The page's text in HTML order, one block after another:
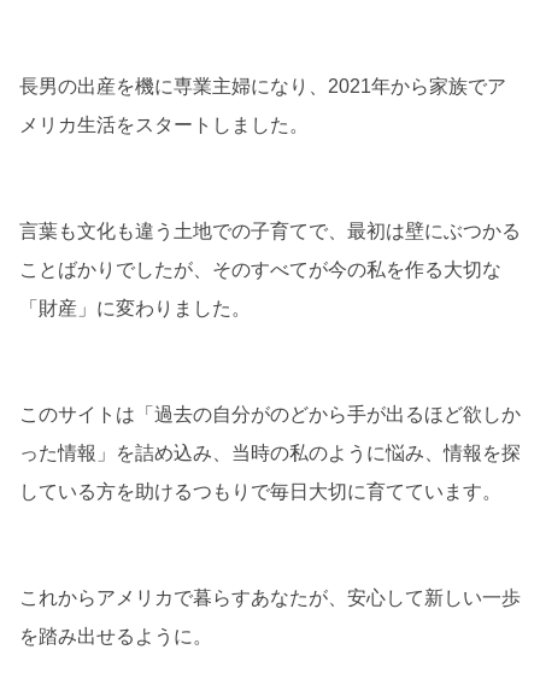
長男の出産を機に専業主婦になり、2021年から家族でア
メリカ生活をスタートしました。
言葉も文化も違う土地での子育てで、最初は壁にぶつかる
ことばかりでしたが、そのすべてが今の私を作る大切な
「財産」に変わりました。
このサイトは「過去の自分がのどから手が出るほど欲しか
った情報」を詰め込み、当時の私のように悩み、情報を探
している方を助けるつもりで毎日大切に育てています。
これからアメリカで暮らすあなたが、安心して新しい一歩
を踏み出せるように。